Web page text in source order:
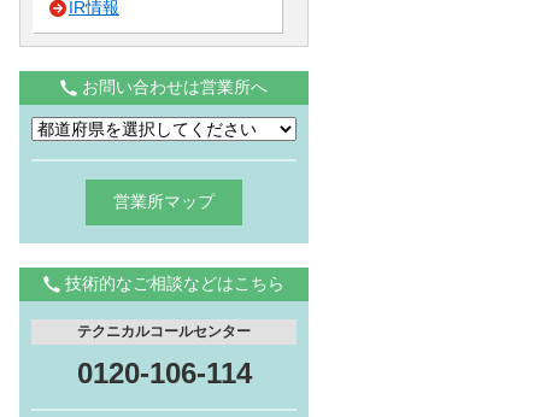
IR情報
お問い合わせは営業所へ
営業所マップ
技術的なご相談などはこちら
テクニカルコールセンター
0120-106-114